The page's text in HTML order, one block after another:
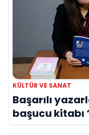
KÜLTÜR VE SANAT
Başarılı
başucu kitabı
yerini aldı